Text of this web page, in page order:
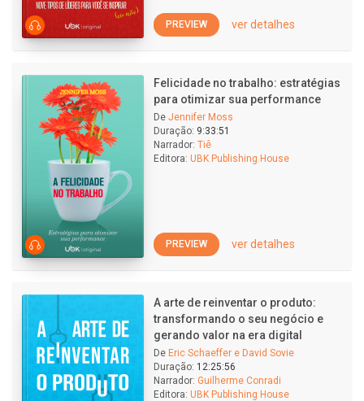
PREVIEW ver detalhes
Felicidade no trabalho: estratégias
para otimizar sua performance
De Jennifer Moss
Duração: 9:33:51
Narrador: Tiê
Editora: UBK Publishing House
PREVIEW ver detalhes
A arte de reinventar o produto:
transformando o seu negócio e
gerando valor na era digital
De Eric Schaeffer e David Sovie
Duração: 12:25:56
Narrador: Guilherme Conradi
Editora: UBK Publishing House